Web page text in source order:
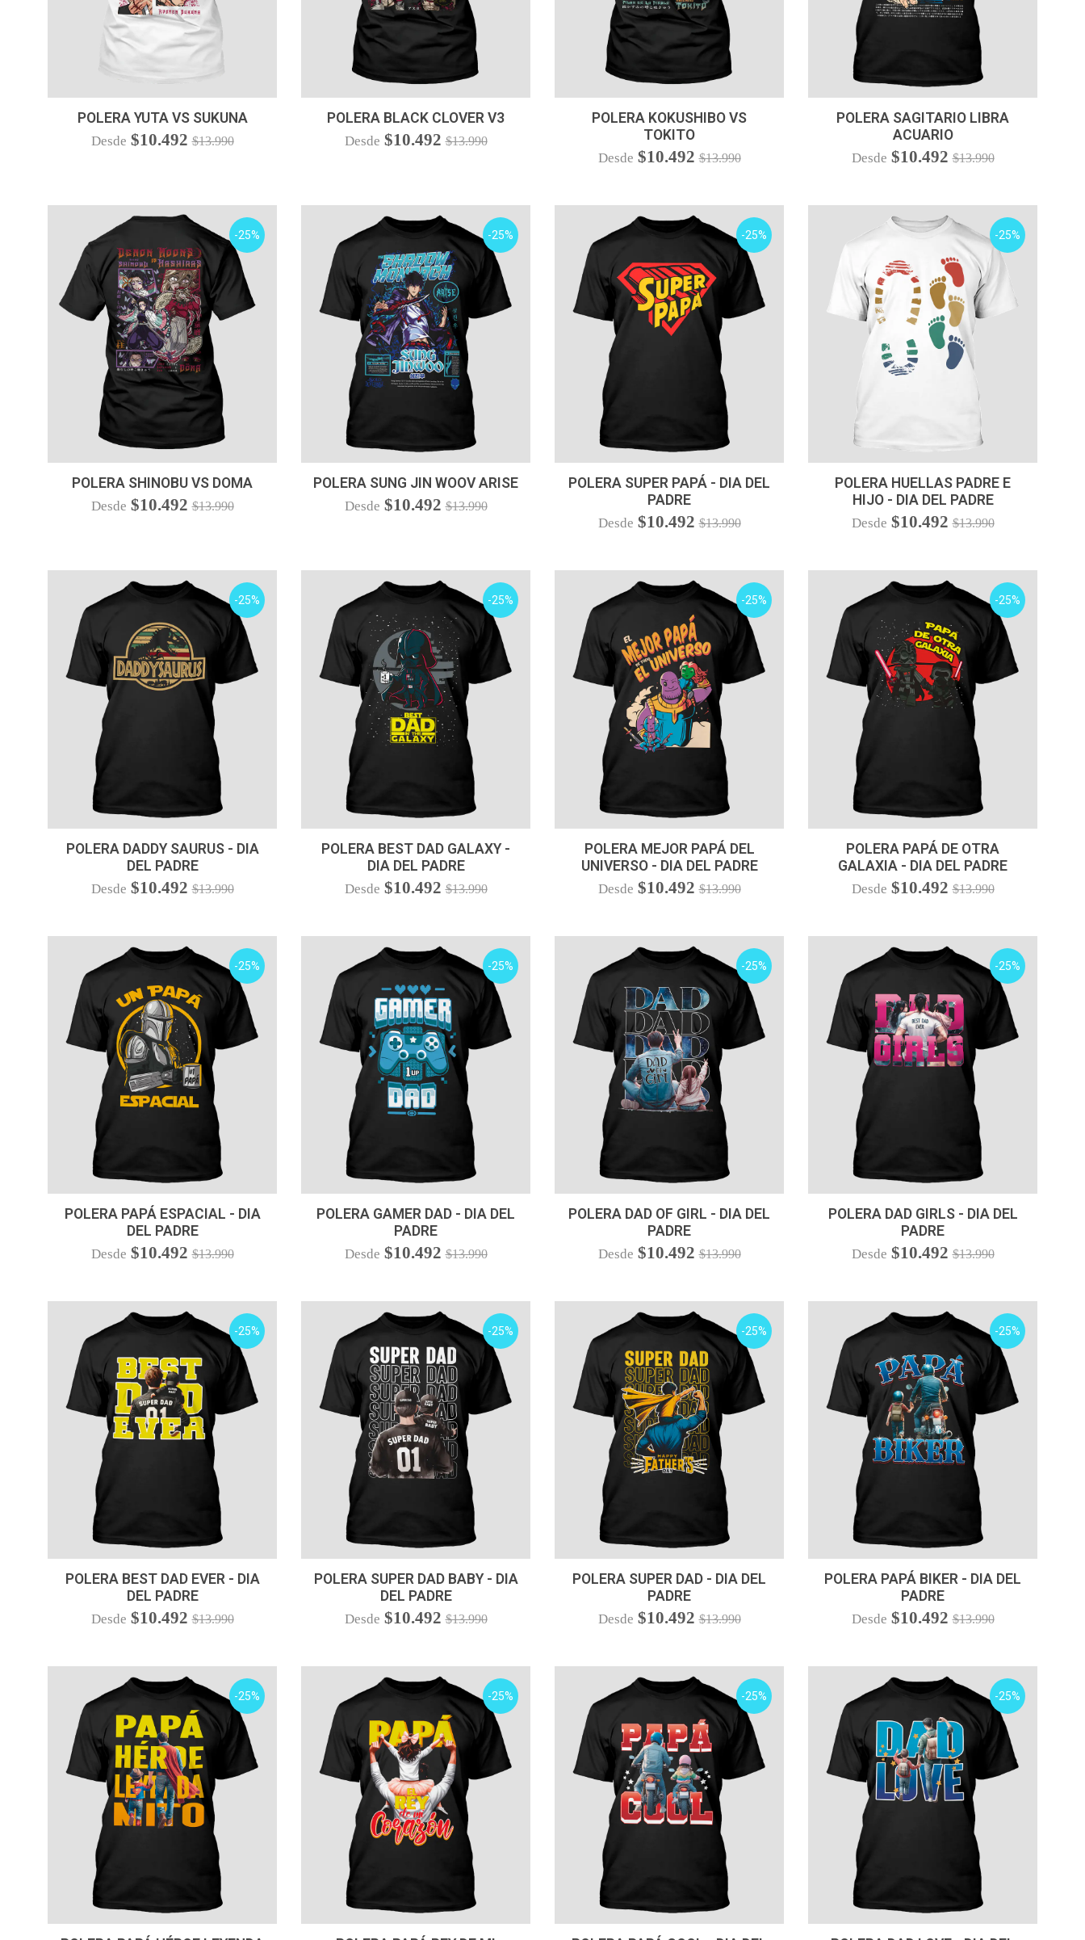
POLERA YUTA VS SUKUNA
VER OPCIONES
Desde $10.492 $13.990
POLERA BLACK CLOVER V3
VER OPCIONES
Desde $10.492 $13.990
POLERA KOKUSHIBO VS
TOKITO
VER OPCIONES
Desde $10.492 $13.990
POLERA SAGITARIO LIBRA
ACUARIO
Desde $10.492 $13.990
-25%
POLERA SHINOBU VS DOMA
VER OPCIONES
Desde $10.492 $13.990
-25%
POLERA SUNG JIN WOOV ARISE
Desde $10.492 $13.990
-25%
POLERA SUPER PAPÁ - DIA DEL
PADRE
Desde $10.492 $13.990
-25%
POLERA HUELLAS PADRE E
HIJO - DIA DEL PADRE
Desde $10.492 $13.990
-25%
POLERA DADDY SAURUS - DIA
DEL PADRE
Desde $10.492 $13.990
-25%
POLERA BEST DAD GALAXY -
DIA DEL PADRE
Desde $10.492 $13.990
-25%
POLERA MEJOR PAPÁ DEL
UNIVERSO - DIA DEL PADRE
Desde $10.492 $13.990
-25%
POLERA PAPÁ DE OTRA
GALAXIA - DIA DEL PADRE
Desde $10.492 $13.990
-25%
POLERA PAPÁ ESPACIAL - DIA
DEL PADRE
Desde $10.492 $13.990
-25%
POLERA GAMER DAD - DIA DEL
PADRE
Desde $10.492 $13.990
-25%
POLERA DAD OF GIRL - DIA DEL
PADRE
Desde $10.492 $13.990
-25%
POLERA DAD GIRLS - DIA DEL
PADRE
Desde $10.492 $13.990
-25%
POLERA BEST DAD EVER - DIA
DEL PADRE
Desde $10.492 $13.990
-25%
POLERA SUPER DAD BABY - DIA
DEL PADRE
Desde $10.492 $13.990
-25%
POLERA SUPER DAD - DIA DEL
PADRE
Desde $10.492 $13.990
-25%
POLERA PAPÁ BIKER - DIA DEL
PADRE
Desde $10.492 $13.990
-25% -25% -25% -25%